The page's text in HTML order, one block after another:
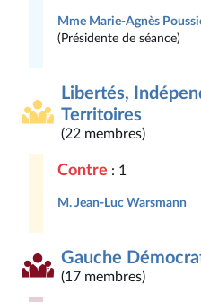
Mme Marie-Agnès
(Présidente de séance)
Libertés,
Territoires
(22 membres)
Contre : 1
M. Jean-Luc Warsmann
Gauche
(17 membres)